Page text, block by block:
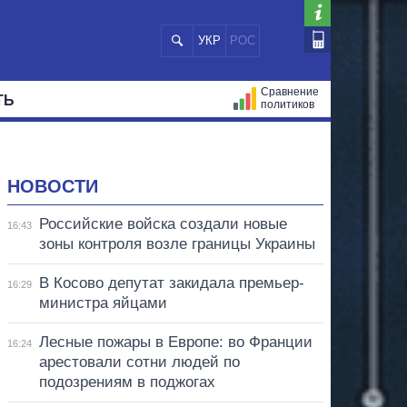
УКР РОС
Сравнение
политиков
НОВОСТИ
16:43
Российские войска создали новые
зоны контроля возле границы Украины
16:29
В Косово депутат закидала премьер-
министра яйцами
16:24
Лесные пожары в Европе: во Франции
арестовали сотни людей по
подозрениям в поджогах